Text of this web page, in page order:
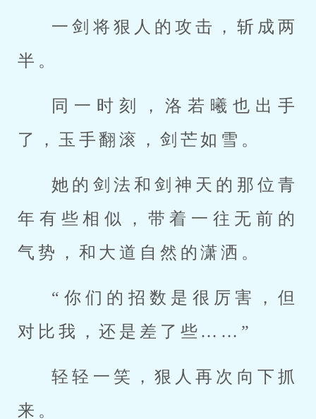
一剑将狠人的攻击，斩成两
半。
同一时刻，洛若曦也出手
了，玉手翻滚，剑芒如雪。
她的剑法和剑神天的那位青
年有些相似，带着一往无前的
气势，和大道自然的潇洒。
“你们的招数是很厉害，但
对比我，还是差了些……”
轻轻一笑，狠人再次向下抓
来。